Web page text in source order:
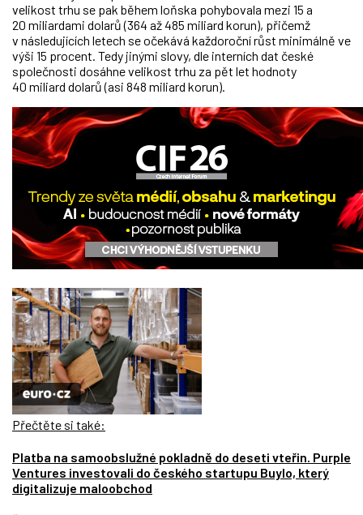
velikost trhu se pak během loňska pohybovala mezi 15 a
20 miliardami dolarů (364 až 485 miliard korun), přičemž
v následujících letech se očekává každoroční růst minimálně ve
výši 15 procent. Tedy jinými slovy, dle interních dat české
společnosti dosáhne velikost trhu za pět let hodnoty
40 miliard dolarů (asi 848 miliard korun).
Přečtěte si také:
Platba na samoobslužné pokladně do deseti vteřin. Purple
Ventures investovali do českého startupu Buylo, který
digitalizuje maloobchod